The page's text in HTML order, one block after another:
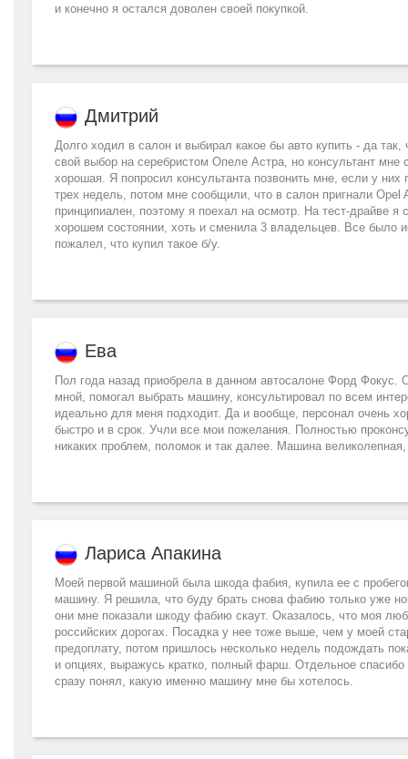
и конечно я остался доволен своей покупкой.
Дмитрий
Долго ходил в салон и выбирал какое бы авто купить - да
свой выбор на серебристом Опеле Астра, но консультант
хорошая. Я попросил консультанта позвонить мне, если у
трех недель, потом мне сообщили, что в салон пригнали
принципиален, поэтому я поехал на осмотр. На тест-драйве
хорошем состоянии, хоть и сменила 3 владельцев. Все было
пожалел, что купил такое б/у.
Ева
Пол года назад приобрела в данном автосалоне Форд Фокус.
мной, помогал выбрать машину, консультировал по всем
идеально для меня подходит. Да и вообще, персонал очень
быстро и в срок. Учли все мои пожелания. Полностью
никаких проблем, поломок и так далее. Машина
Лариса Апакина
Моей первой машиной была шкода фабия, купила ее с
машину. Я решила, что буду брать снова фабию только уже
они мне показали шкоду фабию скаут. Оказалось, что моя
российских дорогах. Посадка у нее тоже выше, чем у моей
предоплату, потом пришлось несколько недель подождать
и опциях, выражусь кратко, полный фарш. Отдельное
сразу понял, какую именно машину мне бы хотелось.